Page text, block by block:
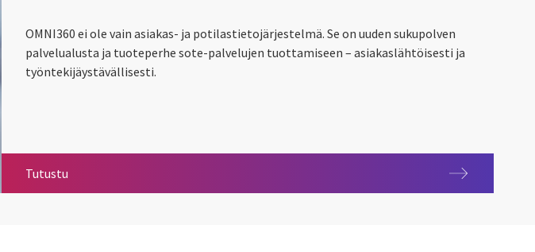
OMNI360 ei ole vain asiakas- ja potilastietojärjestelmä. Se on uuden sukupolven
palvelualusta ja tuoteperhe sote-palvelujen tuottamiseen – asiakaslähtöisesti ja
työntekijäystävällisesti.
Tutustu